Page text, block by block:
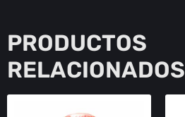
PRODUCTOS
RELACIONADOS